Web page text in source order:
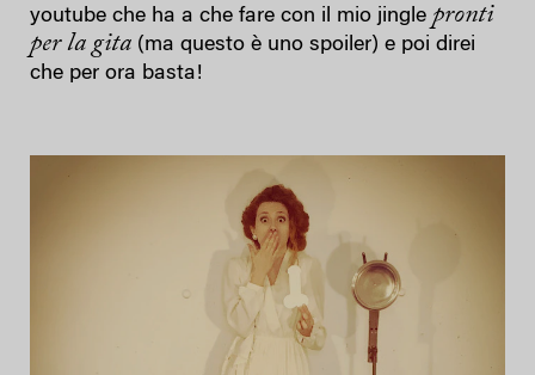
youtube che ha a che fare con il mio jingle pronti
per la gita (ma questo è uno spoiler) e poi direi
che per ora basta!